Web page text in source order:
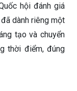
hội đánh giá
dành riêng một
tạo và chuyển
thời điểm, đúng